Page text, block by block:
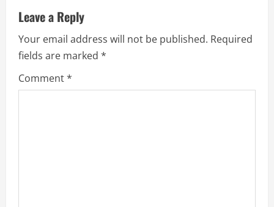
e
R
e
Leave a Reply
Your email address will not be published. Required
fields are marked *
Comment*